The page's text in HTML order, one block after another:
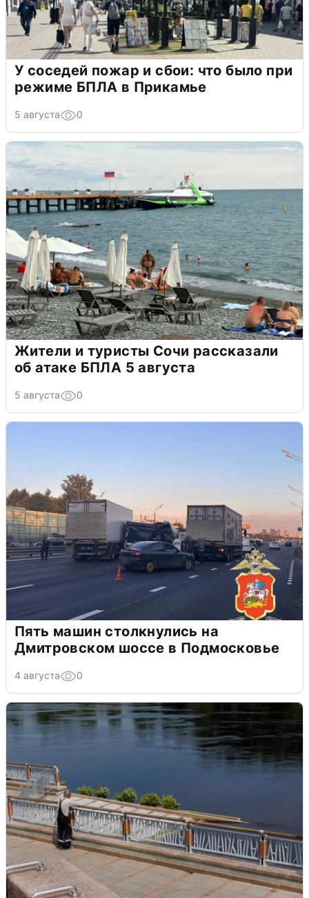
У соседей пожар и сбои: что было при
режиме БПЛА в Прикамье
5 августа 0
Жители и туристы Сочи рассказали
об атаке БПЛА 5 августа
5 августа 0
Пять машин столкнулись на
Дмитровском шоссе в Подмосковье
4 августа 0